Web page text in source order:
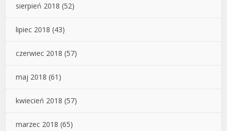
sierpień 2018 (52)
lipiec 2018 (43)
czerwiec 2018 (57)
maj 2018 (61)
kwiecień 2018 (57)
marzec 2018 (65)